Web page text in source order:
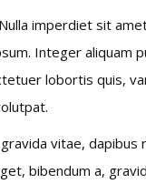
imperdiet sit
Integer aliquam
lobortis quis,
vitae,
bibendum a,